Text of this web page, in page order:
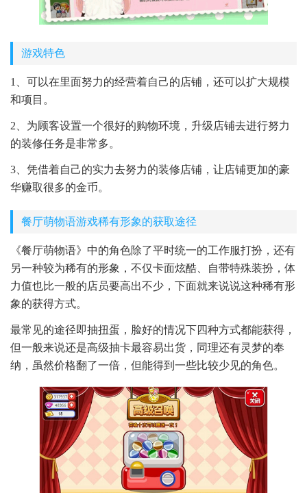
游戏特色
1、可以在里面努力的经营着自己的店铺，还可以扩大规模
和项目。
2、为顾客设置一个很好的购物环境，升级店铺去进行努力
的装修任务是非常多。
3、凭借着自己的实力去努力的装修店铺，让店铺更加的豪
华赚取很多的金币。
餐厅萌物语游戏稀有形象的获取途径
《餐厅萌物语》中的角色除了平时统一的工作服打扮，还有
另一种较为稀有的形象，不仅卡面炫酷、自带特殊装扮，体
力值也比一般的店员要高出不少，下面就来说说这种稀有形
象的获得方式。
最常见的途径即抽扭蛋，脸好的情况下四种方式都能获得，
但一般来说还是高级抽卡最容易出货，同理还有灵梦的奉
纳，虽然价格翻了一倍，但能得到一些比较少见的角色。